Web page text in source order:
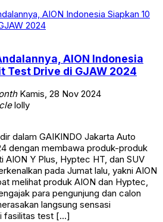
AION Indonesia
Test Drive di GJAW 2024
Kamis, 28 Nov 2024
lolly
dalam GAIKINDO Jakarta Auto
dengan membawa produk-produk
AION Y Plus, Hyptec HT, dan SUV
pada Jumat lalu, yakni AION
melihat produk AION dan Hyptec,
para pengunjung dan calon
langsung sensasi
fasilitas test […]